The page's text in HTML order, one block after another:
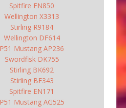
Spitfire EN850
Wellington X3313
Stirling R9184
Wellington DF614
P51 Mustang AP236
Swordfisk DK755
Stirling BK692
Stirling BF343
Spitfire EN171
P51 Mustang AG525